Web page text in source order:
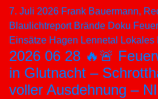
7. Juli 2026 Frank Bauermann,
Blaulichtreport Brände Doku
Einsätze Hagen Lennetal Lokales
2026 06 28 🔥🚨
in Glutnacht –
voller Ausdehnung –